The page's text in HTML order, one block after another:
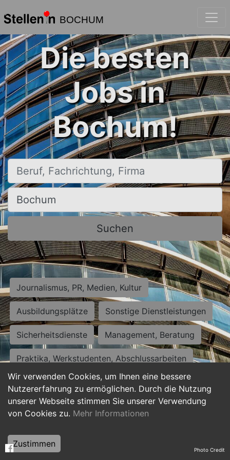
BOCHUM
Wir verwenden Cookies, um Ihnen eine bessere
Nutzererfahrung zu ermöglichen. Durch die Nutzung
unserer Webseite stimmen Sie unserer Verwendung
von Cookies zu. Mehr Informationen
Zustimmen
Die besten
Jobs in
Bochum!
Beruf, Fachrichtung, Firma
Ort, Stadt
Suchen
Journalismus, PR, Medien, Kultur
Ausbildungsplätze Sonstige Dienstleistungen
Sicherheitsdienste Management, Beratung
Praktika, Werkstudenten, Abschlussarbeiten
Personalwesen Assistenz, Sekretariat
Hilfskräfte, Aushilfs- und Nebenjobs
Weiterbildung, Studium, duale Ausbildung Photo Credit